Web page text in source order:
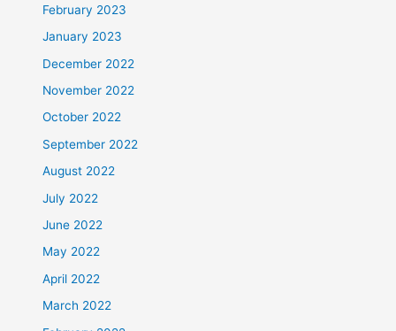
February 2023
January 2023
December 2022
November 2022
October 2022
September 2022
August 2022
July 2022
June 2022
May 2022
April 2022
March 2022